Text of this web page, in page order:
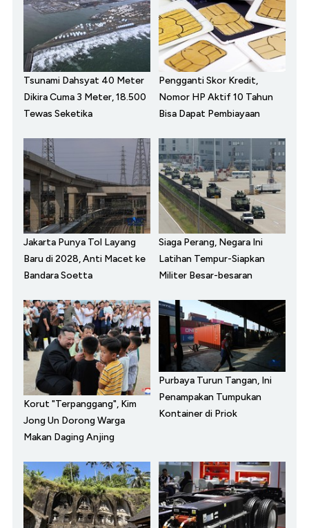
Tsunami Dahsyat 40 Meter
Dikira Cuma 3 Meter, 18.500
Tewas Seketika
Pengganti Skor Kredit,
Nomor HP Aktif 10 Tahun
Bisa Dapat Pembiayaan
Jakarta Punya Tol Layang
Baru di 2028, Anti Macet ke
Bandara Soetta
Siaga Perang, Negara Ini
Latihan Tempur-Siapkan
Militer Besar-besaran
Korut "Terpanggang", Kim
Jong Un Dorong Warga
Makan Daging Anjing
Purbaya Turun Tangan, Ini
Penampakan Tumpukan
Kontainer di Priok